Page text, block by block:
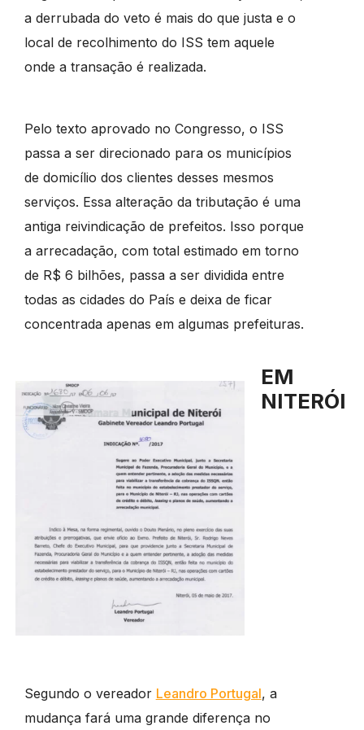
a derrubada do veto é mais do que justa e o
local de recolhimento do ISS tem aquele
onde a transação é realizada.
Pelo texto aprovado no Congresso, o ISS
passa a ser direcionado para os municípios
de domicílio dos clientes desses mesmos
serviços. Essa alteração da tributação é uma
antiga reivindicação de prefeitos. Isso porque
a arrecadação, com total estimado em torno
de R$ 6 bilhões, passa a ser dividida entre
todas as cidades do País e deixa de ficar
concentrada apenas em algumas prefeituras.
EM
NITERÓI
Segundo o vereador Leandro Portugal, a
mudança fará uma grande diferença no